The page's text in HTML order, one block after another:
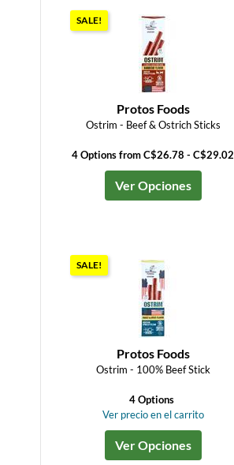
SALE!
Protos Foods
Ostrim - Beef & Ostrich Sticks
4 Options from C$26.78 - C$29.02
Ver Opciones
SALE!
Protos Foods
Ostrim - 100% Beef Stick
4 Options
Ver precio en el carrito
Ver Opciones